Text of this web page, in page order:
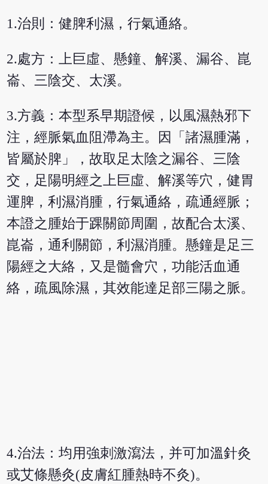
1.治則：健脾利濕，行氣通絡。
2.處方：上巨虛、懸鐘、解溪、漏谷、崑
崙、三陰交、太溪。
3.方義：本型系早期證候，以風濕熱邪下
注，經脈氣血阻滯為主。因「諸濕腫滿，
皆屬於脾」，故取足太陰之漏谷、三陰
交，足陽明經之上巨虛、解溪等穴，健胃
運脾，利濕消腫，行氣通絡，疏通經脈；
本證之腫始于踝關節周圍，故配合太溪、
崑崙，通利關節，利濕消腫。懸鐘是足三
陽經之大絡，又是髓會穴，功能活血通
絡，疏風除濕，其效能達足部三陽之脈。
4.治法：均用強刺激瀉法，并可加溫針灸
或艾條懸灸(皮膚紅腫熱時不灸)。